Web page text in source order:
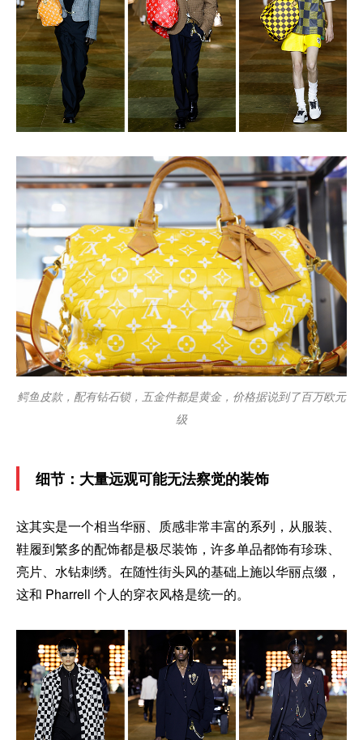
鳄鱼皮款，配有钻石锁，五金件都是黄金，价格据说到了百万欧元
级
细节：大量远观可能无法察觉的装饰
这其实是一个相当华丽、质感非常丰富的系列，从服装、
鞋履到繁多的配饰都是极尽装饰，许多单品都饰有珍珠、
亮片、水钻刺绣。在随性街头风的基础上施以华丽点缀，
这和 Pharrell 个人的穿衣风格是统一的。